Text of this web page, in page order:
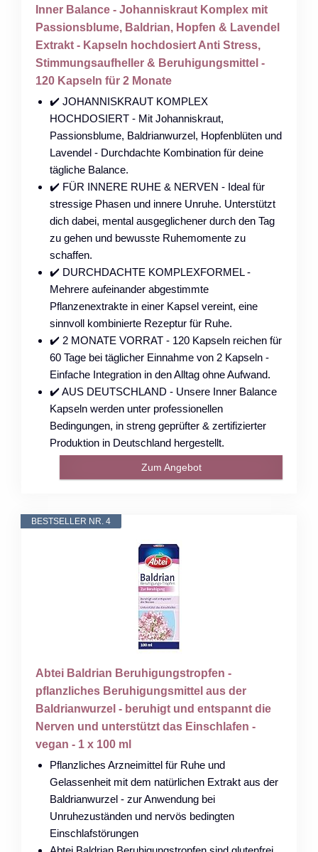
Inner Balance - Johanniskraut Komplex mit
Passionsblume, Baldrian, Hopfen & Lavendel
Extrakt - Kapseln hochdosiert Anti Stress,
Stimmungsaufheller & Beruhigungsmittel -
120 Kapseln für 2 Monate
✔️ JOHANNISKRAUT KOMPLEX
HOCHDOSIERT - Mit Johanniskraut,
Passionsblume, Baldrianwurzel, Hopfenblüten und
Lavendel - Durchdachte Kombination für deine
tägliche Balance.
✔️ FÜR INNERE RUHE & NERVEN - Ideal für
stressige Phasen und innere Unruhe. Unterstützt
dich dabei, mental ausgeglichener durch den Tag
zu gehen und bewusste Ruhemomente zu
schaffen.
✔️ DURCHDACHTE KOMPLEXFORMEL -
Mehrere aufeinander abgestimmte
Pflanzenextrakte in einer Kapsel vereint, eine
sinnvoll kombinierte Rezeptur für Ruhe.
✔️ 2 MONATE VORRAT - 120 Kapseln reichen für
60 Tage bei täglicher Einnahme von 2 Kapseln -
Einfache Integration in den Alltag ohne Aufwand.
✔️ AUS DEUTSCHLAND - Unsere Inner Balance
Kapseln werden unter professionellen
Bedingungen, in streng geprüfter & zertifizierter
Produktion in Deutschland hergestellt.
Zum Angebot
BESTSELLER NR. 4
Abtei Baldrian Beruhigungstropfen -
pflanzliches Beruhigungsmittel aus der
Baldrianwurzel - beruhigt und entspannt die
Nerven und unterstützt das Einschlafen -
vegan - 1 x 100 ml
Pflanzliches Arzneimittel für Ruhe und
Gelassenheit mit dem natürlichen Extrakt aus der
Baldrianwurzel - zur Anwendung bei
Unruhezuständen und nervös bedingten
Einschlafstörungen